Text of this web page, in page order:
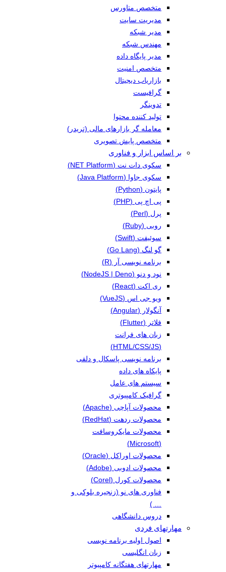
متخصص متاورس
مدیریت سایت
مدیر شبکه
مهندس شبکه
مدیر پایگاه داده
متخصص امنیت
بازاریاب دیجیتال
گرافیست
تدوینگر
تولید کننده محتوا
معامله گر بازارهای مالی (تریدر)
متخصص پایش تصویری
بر اساس ابزار و فناوری
سکوی دات نت (NET Platform)
سکوی جاوا (Java Platform)
پایتون (Python)
پی اچ پی (PHP)
پرل (Perl)
روبی (Ruby)
سوئیفت (Swift)
گو لنگ (Go Lang)
برنامه نویسی آر (R)
نود و دنو (NodeJS | Deno)
ری اکت (React)
ویو جی اس (VueJS)
آنگولار (Angular)
فلاتر (Flutter)
زبان های فرانت
(HTML/CSS/JS)
برنامه نویسی پاسکال و دلفی
پایکاه های داده
سیستم های عامل
گرافیک کامپیوتری
محصولات آپاچی (Apache)
محصولات ردهت (RedHat)
محصولات مایکروسافت
(Microsoft)
محصولات اوراکل (Oracle)
محصولات ادوبی (Adobe)
محصولات کورل (Corel)
فناوری های نو (زنجیره بلوکی و
… )
دروس دانشگاهی
مهارتهای فردی
اصول اولیه برنامه نویسی
زبان انگلیسی
مهارتهای هفتگانه کامپیوتر